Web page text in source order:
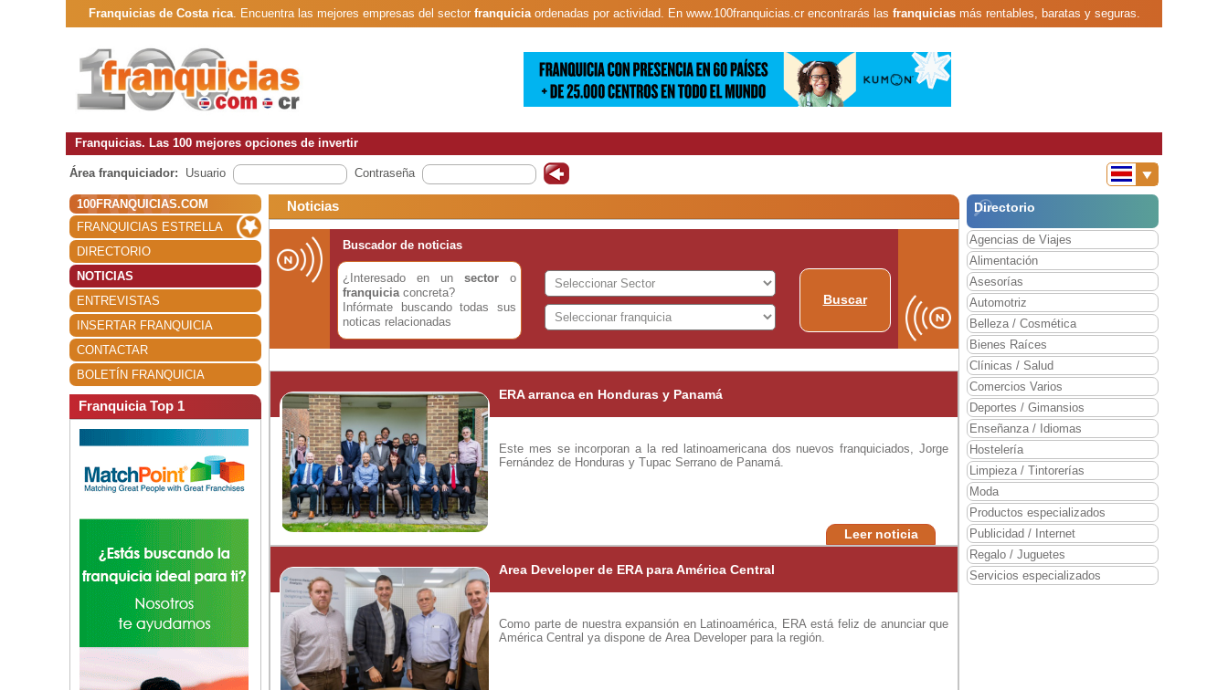
Franquicias de Costa rica. Encuentra las mejores empresas del sector franquiciaordenadas por actividad. En www.100franquicias.cr encontrarás las franquiciasmás rentables, baratas y seguras.
Franquicias. Las 100 mejores opciones de invertir
Área franquiciador: Usuario Contraseña
100FRANQUICIAS.COM
FRANQUICIAS ESTRELLA
DIRECTORIO
NOTICIAS
ENTREVISTAS
INSERTAR FRANQUICIA
CONTACTAR
BOLETÍN FRANQUICIA
Franquicia Top 1
Noticias
Buscador de noticias
¿Interesado en un sector o
franquicia concreta?
Infórmate buscando todas sus
noticas relacionadas
Buscar
ERA arranca en Honduras y Panamá
Este mes se incorporan a la red latinoamericana dos nuevos franquiciados, Jorge
Fernández de Honduras y Tupac Serrano de Panamá.
Leer noticia
Area Developer de ERA para América Central
Como parte de nuestra expansión en Latinoamérica, ERA está feliz de anunciar que
América Central ya dispone de Area Developer para la región.
Directorio
Agencias de Viajes
Alimentación
Asesorías
Automotriz
Belleza / Cosmética
Bienes Raíces
Clínicas / Salud
Comercios Varios
Deportes / Gimansios
Enseñanza / Idiomas
Hostelería
Limpieza / Tintorerías
Moda
Productos especializados
Publicidad / Internet
Regalo / Juguetes
Servicios especializados